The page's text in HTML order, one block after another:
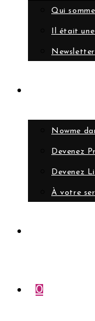
Qui
Il était
Newsletter
Nowme
Devenez
Devenez
À votre
0